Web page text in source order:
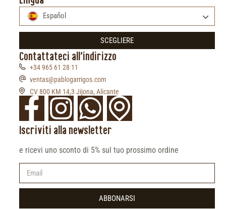
Español
SCEGLIERE
Contattateci all'indirizzo
+34 965 61 28 11
ventas@pablogarrigos.com
CV 800 KM 14,3 Jijona, Alicante
Iscriviti alla newsletter
e ricevi uno sconto di 5% sul tuo prossimo ordine
ABBONARSI